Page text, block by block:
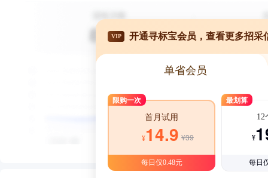
VIP 开通寻标宝会员，查看更多招采
单省会员
限购一次
首月试用
¥14.9 ¥39
每日仅0.48元
最划算
12
¥
每日